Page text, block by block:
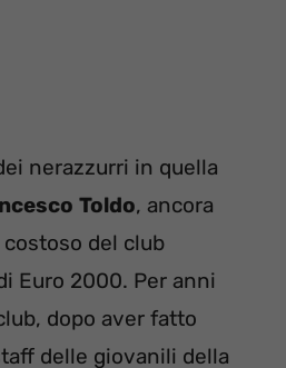
nerazzurri in quella
Toldo, ancora
del club
Euro 2000. Per anni
dopo aver fatto
delle giovanili della